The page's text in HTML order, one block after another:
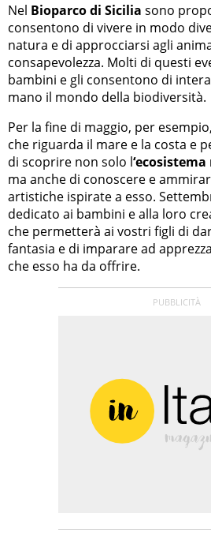
Nel Bioparco di Sicilia sono
consentono di vivere in modo
natura e di approcciarsi agli
consapevolezza. Molti di questi
bambini e gli consentono di
mano il mondo della biodiversità.
Per la fine di maggio, per
che riguarda il mare e la costa e
di scoprire non solo l
ma anche di conoscere e
artistiche ispirate a esso.
dedicato ai bambini e alla loro
che permetterà ai vostri figli di
fantasia e di imparare ad
che esso ha da offrire.